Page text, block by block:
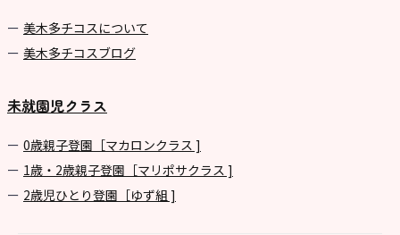
美⽊多チコスについて
美⽊多チコスブログ
未就園児クラス
0歳親子登園［マカロンクラス ]
1歳・2歳親子登園［マリポサクラス ]
2歳児ひとり登園［ゆず組 ]